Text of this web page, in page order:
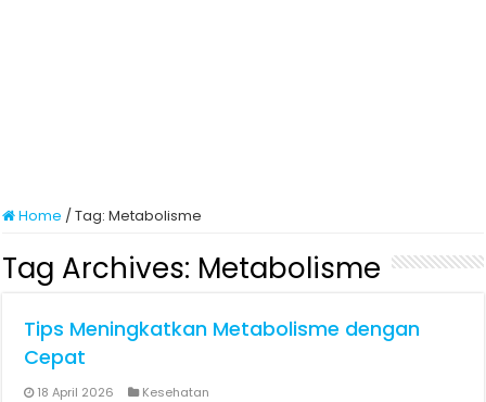
Home /Tag:Metabolisme
Tag Archives: Metabolisme
Tips Meningkatkan Metabolisme dengan
Cepat
18 April 2026 Kesehatan